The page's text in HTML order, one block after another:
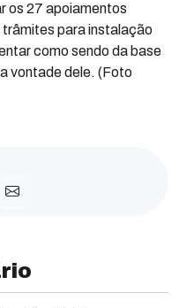
os 27 apoiamentos
trâmites para instalação
como sendo da base
vontade dele. (Foto